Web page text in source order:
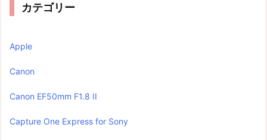
カテゴリー
Apple
Canon
Canon EF50mm F1.8 II
Capture One Express for Sony